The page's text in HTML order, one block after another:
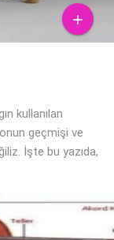

kullanılan
geçmişi ve
İşte bu yazıda,